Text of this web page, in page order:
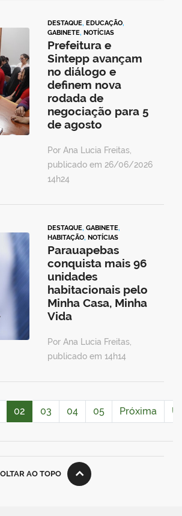
DESTAQUE, EDUCAÇÃO,
GABINETE, NOTÍCIAS
Prefeitura e
Sintepp avançam
no diálogo e
definem nova
rodada de
negociação para 5
de agosto
Por Ana Lucia Freitas,
publicado em 26/06/2026
14h24
DESTAQUE, GABINETE,
HABITAÇÃO, NOTÍCIAS
Parauapebas
conquista mais 96
unidades
habitacionais pelo
Minha Casa, Minha
Vida
Por Ana Lucia Freitas,
publicado em 14h14
02 03 04 05 Próxima
AO TOPO